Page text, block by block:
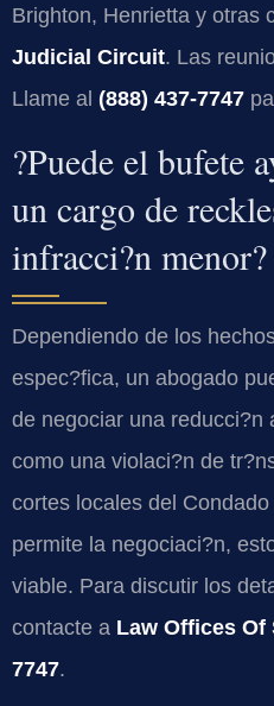
Brighton, Henrietta y otras
Judicial Circuit. Las
Llame al (888) 437-7747
?Puede el bufete
un cargo de
infracci?n menor?
Dependiendo de los
espec?fica, un abogado
de negociar una reducci?n
como una violaci?n de
cortes locales del
permite la negociaci?n,
viable. Para discutir los
contacte a Law Offices Of
7747.